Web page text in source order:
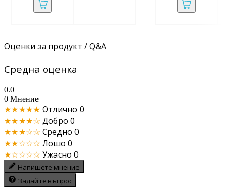
Оценки за продукт / Q&A
Средна оценка
0.0
0 Мнение
★★★★★ Отлично 0
★★★★☆ Добро 0
★★★☆☆ Средно 0
★★☆☆☆ Лошо 0
★☆☆☆☆ Ужасно 0
Напишете мнение
Задайте въпрос